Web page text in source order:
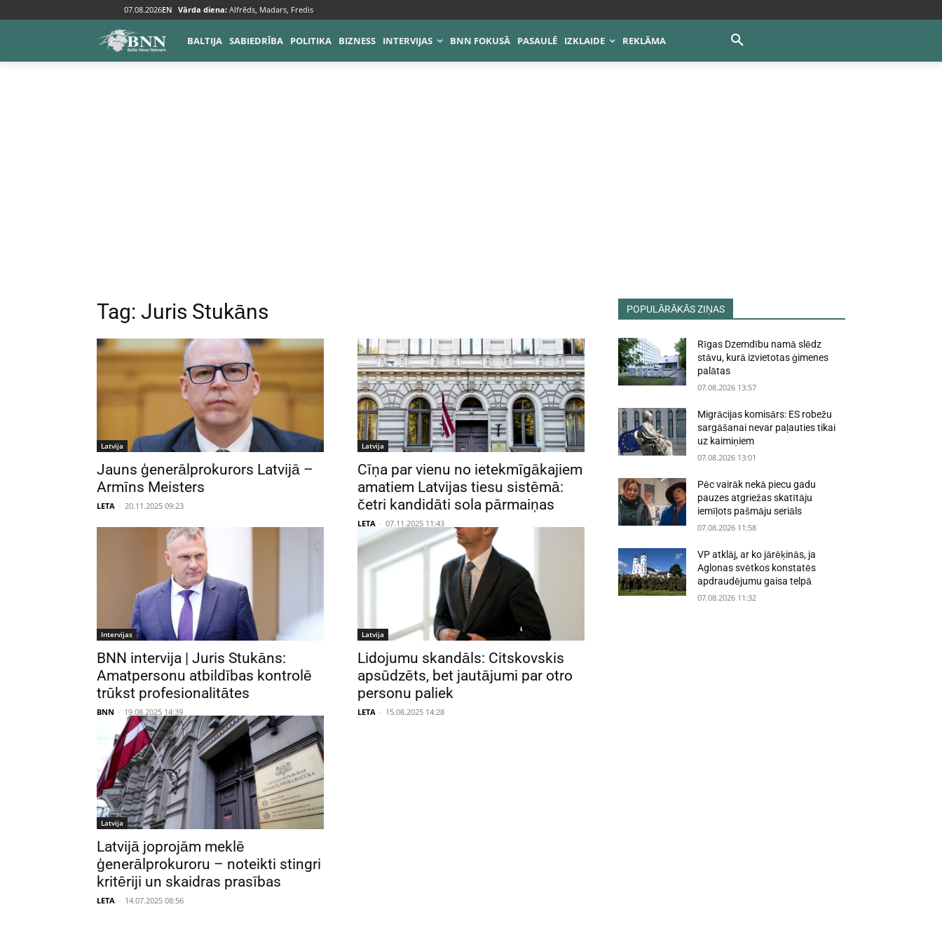
07.08.2026EN Vārda diena: Alfrēds, Madars, Fredis
BALTIJA SABIEDRĪBA POLITIKA BIZNESS INTERVIJAS BNN FOKUSĀ PASAULĒ IZKLAIDE REKLĀMA
Tags Juris Stukāns
Tag: Juris Stukāns
Latvija
Jauns ģenerālprokurors Latvijā –
Armīns Meisters
LETA - 20.11.2025 09:23
Latvija
Cīņa par vienu no ietekmīgākajiem
amatiem Latvijas tiesu sistēmā:
četri kandidāti sola pārmaiņas
LETA - 07.11.2025 11:43
Intervijas
BNN intervija | Juris Stukāns:
Amatpersonu atbildības kontrolē
trūkst profesionalitātes
BNN - 19.08.2025 14:39
Latvija
Lidojumu skandāls: Citskovskis
apsūdzēts, bet jautājumi par otro
personu paliek
LETA - 15.08.2025 14:28
Latvija
Latvijā joprojām meklē
ģenerālprokuroru – noteikti stingri
kritēriji un skaidras prasības
LETA - 14.07.2025 08:56
POPULĀRĀKĀS ZIŅAS
Rīgas Dzemdību namā slēdz
stāvu, kurā izvietotas ģimenes
palātas
07.08.2026 13:57
Migrācijas komisārs: ES robežu
sargāšanai nevar paļauties tikai
uz kaimiņiem
07.08.2026 13:01
Pēc vairāk nekā piecu gadu
pauzes atgriežas skatītāju
iemīļots pašmāju seriāls
07.08.2026 11:58
VP atklāj, ar ko jārēķinās, ja
Aglonas svētkos konstatēs
apdraudējumu gaisa telpā
07.08.2026 11:32